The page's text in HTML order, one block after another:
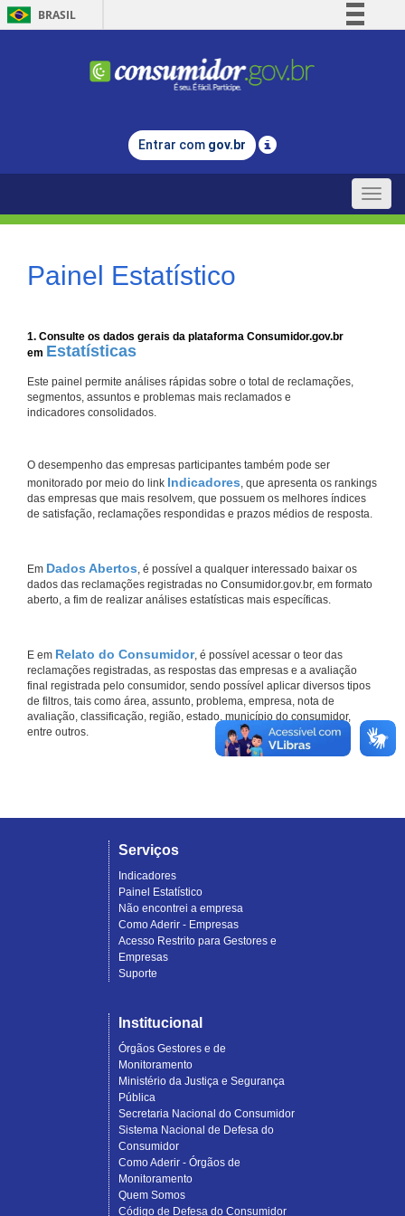
BRASIL
Comunica BR
Legislação
Entrar com gov.br
Toggle
Painel Estatístico
1. Consulte os dados gerais da plataforma Consumidor.gov.br
em Estatísticas
Este painel permite análises rápidas sobre o total de reclamações,
segmentos, assuntos e problemas mais reclamados e
indicadores consolidados.
O desempenho das empresas participantes também pode ser
monitorado por meio do link Indicadores, que apresenta os rankings
das empresas que mais resolvem, que possuem os melhores índices
de satisfação, reclamações respondidas e prazos médios de resposta.
Em Dados Abertos, é possível a qualquer interessado baixar os
dados das reclamações registradas no Consumidor.gov.br, em formato
aberto, a fim de realizar análises estatísticas mais específicas.
E em Relato do Consumidor, é possível acessar o teor das
reclamações registradas, as respostas das empresas e a avaliação
final registrada pelo consumidor, sendo possível aplicar diversos tipos
de filtros, tais como área, assunto, problema, empresa, nota de
avaliação, classificação, região, estado, município do consumidor,
entre outros.
Serviços
Indicadores
Painel Estatístico
Não encontrei a empresa
Como Aderir - Empresas
Acesso Restrito para Gestores e
Empresas
Suporte
Institucional
Órgãos Gestores e de
Monitoramento
Ministério da Justiça e Segurança
Pública
Secretaria Nacional do Consumidor
Sistema Nacional de Defesa do
Consumidor
Como Aderir - Órgãos de
Monitoramento
Quem Somos
Código de Defesa do Consumidor